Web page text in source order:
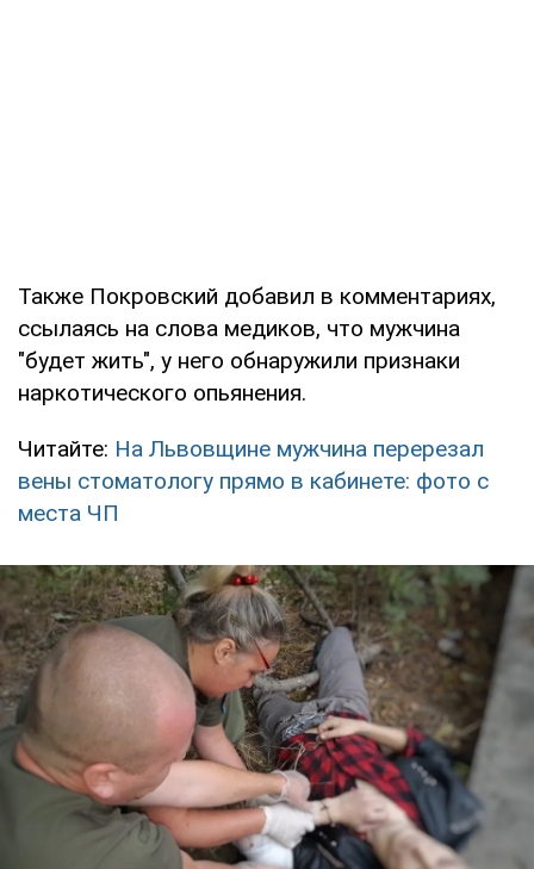
Также Покровский добавил в комментариях,
ссылаясь на слова медиков, что мужчина
"будет жить", у него обнаружили признаки
наркотического опьянения.
Читайте: На Львовщине мужчина перерезал
вены стоматологу прямо в кабинете: фото с
места ЧП